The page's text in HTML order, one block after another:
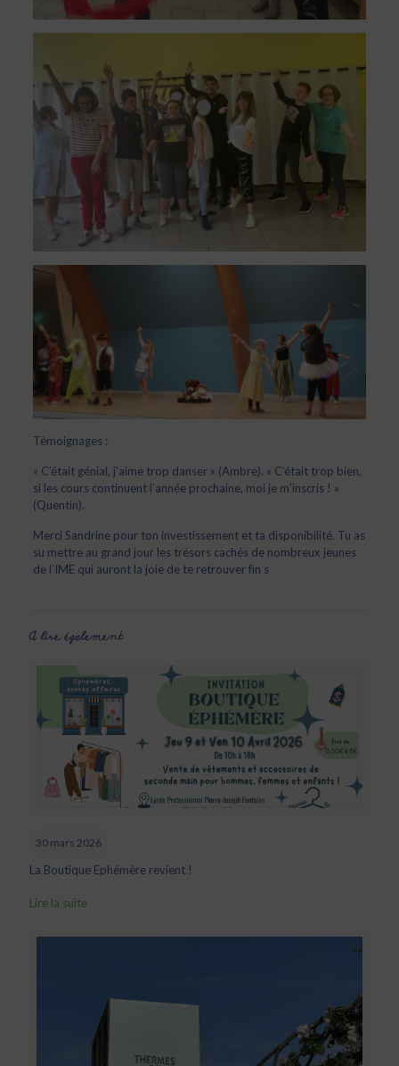
Témoignages :
« C’était génial, j’aime trop danser » (Ambre). « C’était trop bien,
si les cours continuent l’année prochaine, moi je m’inscris ! »
(Quentin).
Merci Sandrine pour ton investissement et ta disponibilité. Tu as
su mettre au grand jour les trésors cachés de nombreux jeunes
de l’IME qui auront la joie de te retrouver fin s
A lire également
30 mars 2026
La Boutique Ephémère revient !
Lire la suite